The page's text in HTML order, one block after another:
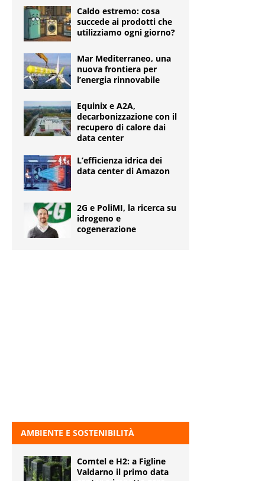
Caldo estremo: cosa
succede ai prodotti che
utilizziamo ogni giorno?
Mar Mediterraneo, una
nuova frontiera per
l’energia rinnovabile
Equinix e A2A,
decarbonizzazione con il
recupero di calore dai
data center
L’efficienza idrica dei
data center di Amazon
2G e PoliMI, la ricerca su
idrogeno e
cogenerazione
AMBIENTE E SOSTENIBILITÀ
Comtel e H2: a Figline
Valdarno il primo data